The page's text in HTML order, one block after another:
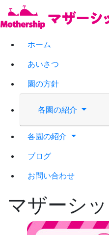
ホーム
あいさつ
園の方針
各園の紹介
各園の紹介
ブログ
お問い合わせ
マザーシ